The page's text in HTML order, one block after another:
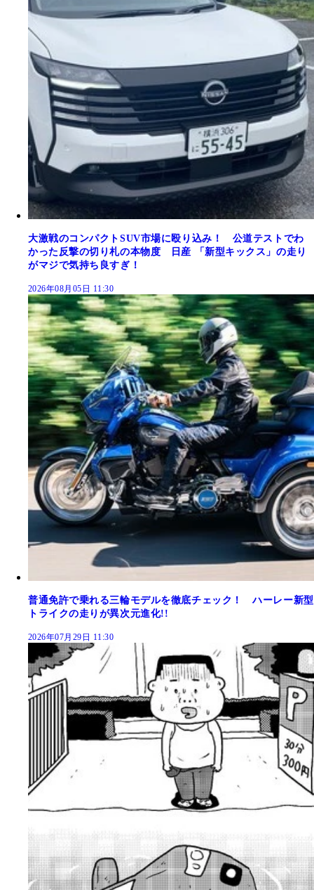
大激戦のコンパクトSUV市場に殴り込み！ 公道テストでわ
かった反撃の切り札の本物度 日産 「新型キックス」の走り
がマジで気持ち良すぎ！
2026年08月05日 11:30
普通免許で乗れる三輪モデルを徹底チェック！ ハーレー新型
トライクの走りが異次元進化!!
2026年07月29日 11:30